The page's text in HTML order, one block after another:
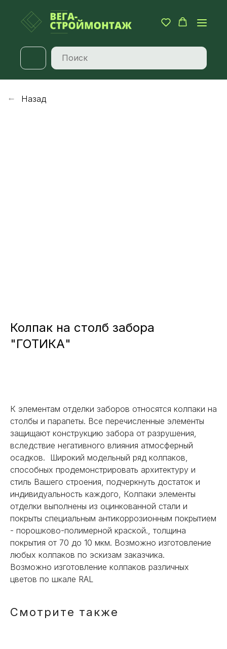
Назад
Колпак на столб забора
"ГОТИКА"
К элементам отделки заборов относятся колпаки на
столбы и парапеты. Все перечисленные элементы
защищают конструкцию забора от разрушения,
вследствие негативного влияния атмосферный
осадков. Широкий модельный ряд колпаков,
способных продемонстрировать архитектуру и
стиль Вашего строения, подчеркнуть достаток и
индивидуальность каждого, Колпаки элементы
отделки выполнены из оцинкованной стали и
покрыты специальным антикоррозионным покрытием
- порошково-полимерной краской., толщина
покрытия от 70 до 10 мкм. Возможно изготовление
любых колпаков по эскизам заказчика.
Возможно изготовление колпаков различных
цветов по шкале RAL
Смотрите также
НЕ НАШЛИ НУЖНОЕ
ИЛИ НУЖНА ПОМОЩЬ
С ВЫБОРОМ?
Наш менеджер готов ответить на
все вопросы. Свяжитесь по
телефону или заполните форму для